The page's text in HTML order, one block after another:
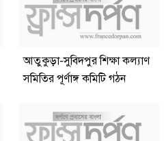
আতুকুড়া-সুবিদপুর শিক্ষা কল্যাণ
সমিতির পূর্ণাঙ্গ কমিটি গঠন